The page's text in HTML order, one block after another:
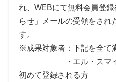
れ、WEBにて無料会員登
らせ」メールの受領をされ
す。
※成果対象者：下記を全て
・エル・スマイル
初めて登録される方